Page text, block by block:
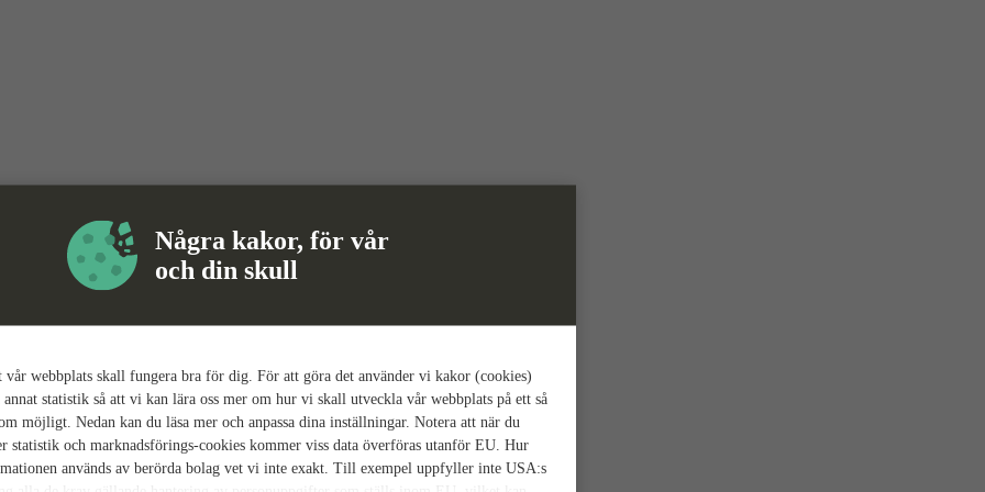
Några kakor, för vår
och din skull
webbplats skall fungera bra för dig. För att göra det använder vi kakor (cookies)
statistik så att vi kan lära oss mer om hur vi skall utveckla vår webbplats på ett så
möjligt. Nedan kan du läsa mer och anpassa dina inställningar. Notera att när du
statistik och marknadsförings-cookies kommer viss data överföras utanför EU. Hur
används av berörda bolag vet vi inte exakt. Till exempel uppfyller inte USA:s